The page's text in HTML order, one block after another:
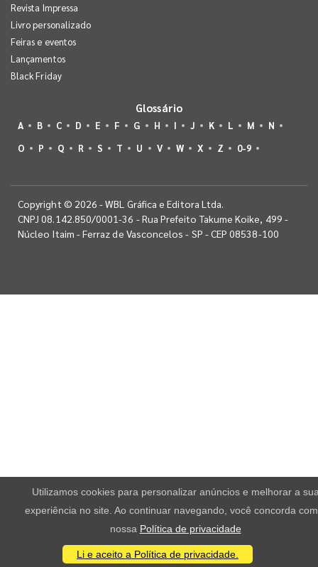
Revista Impressa
Livro personalizado
Feiras e eventos
Lançamentos
Black Friday
Glossário
A B C D E F G H I J K L M
N
O
P Q R S T U V W X Z 0-9
Copyright © 2026 - WBL Gráfica e Editora Ltda.
CNPJ 08.142.850/0001-36 - Rua Prefeito Takume Koike, 499 -
Núcleo Itaim - Ferraz de Vasconcelos - SP - CEP 08538-100
Utilizamos cookies para personalizar anúncios e melhorar a
experiência no site. Ao continuar navegando, você concorda
nossa Política de privacidade
Li e aceito a Política de privacidade.